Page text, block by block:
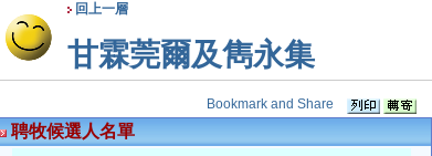
回上一層
甘霖莞爾及雋永集
聘牧候選人名單